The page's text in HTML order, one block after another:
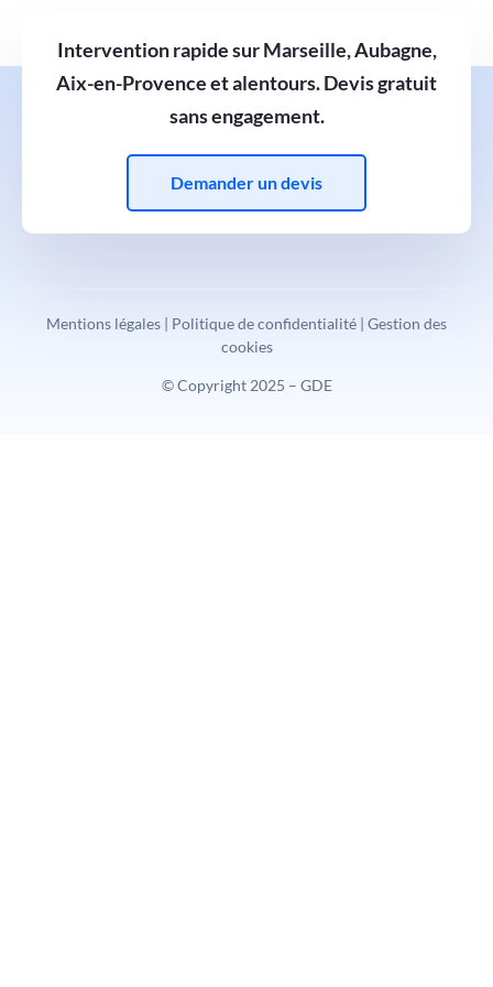
Intervention rapide sur Marseille, Aubagne,
Aix-en-Provence et alentours. Devis gratuit
sans engagement.
Demander un devis
Mentions légales | Politique de confidentialité | Gestion des
cookies
© Copyright 2025 – GDE